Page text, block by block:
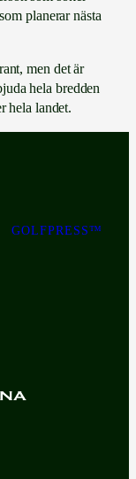
planerar nästa
men det är
hela bredden
hela landet.
GOLFPRESS™